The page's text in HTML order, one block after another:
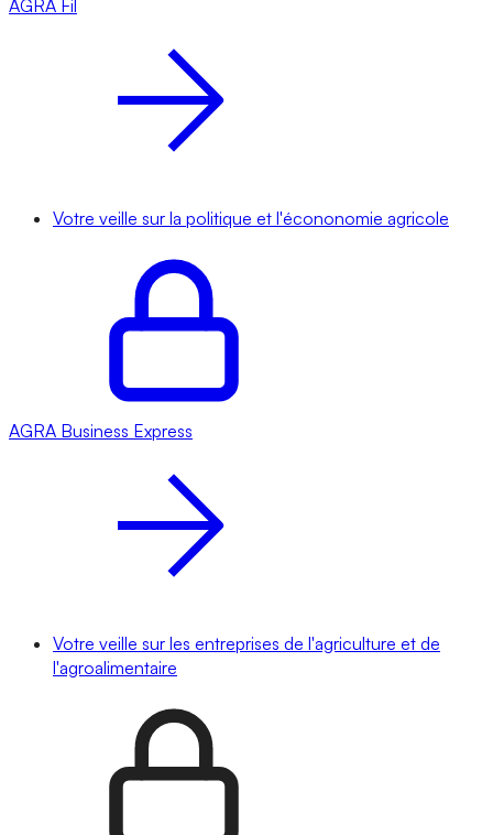
AGRA Fil
Votre veille sur la politique et l'écononomie agricole
AGRA Business Express
Votre veille sur les entreprises de l'agriculture et de
l'agroalimentaire